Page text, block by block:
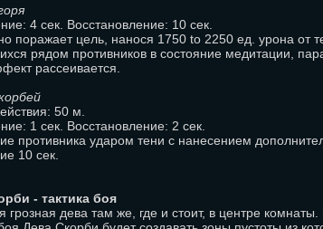
4 сек. Восстановление: 10 сек.
поражает цель, нанося 1750 to 2250 ед. урона от
рядом противников в состояние медитации,
рассеивается.
50 м.
1 сек. Восстановление: 2 сек.
противника ударом тени с нанесением
10 сек.
- тактика боя
грозная дева там же, где и стоит, в центре